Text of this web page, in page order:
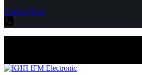
Explore Shop